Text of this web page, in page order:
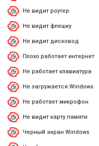
Не видит роутер
Не видит флешку
Не видит дисковод
Плохо работает интернет
Не работает клавиатура
Не загружается Windows
Не работает микрофон
Не видит карту памяти
Черный экран Windows